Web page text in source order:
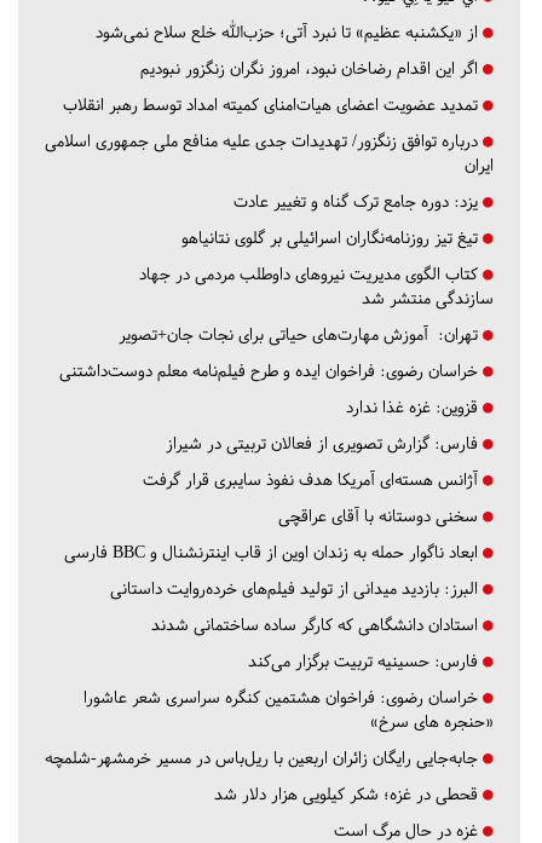
از «یکشنبه عظیم» تا نبرد آتی؛ حزب‌الله خلع سلاح نمی‌شود
اگر این اقدام رضاخان نبود، امروز نگران زنگزور نبودیم
تمدید عضویت اعضای هیات‌امنای کمیته امداد توسط رهبر انقلاب
درباره توافق زنگزور/ تهدیدات جدی علیه منافع ملی جمهوری اسلامی
ایران
یزد: دوره جامع ترک گناه و تغییر عادت
تیغ تیز روزنامه‌نگاران اسرائیلی بر گلوی نتانیاهو
کتاب الگوی مدیریت نیروهای داوطلب مردمی در جهاد
سازندگی منتشر شد
تهران: آموزش مهارت‌های حیاتی برای نجات جان+تصویر
خراسان رضوی: فراخوان ایده و طرح فیلم‌نامه معلم دوست‌داشتنی
قزوین: غزه غذا ندارد
فارس: گزارش تصویری از فعالان تربیتی در شیراز
آژانس هسته‌ای آمریکا هدف نفوذ سایبری قرار گرفت
سخنی دوستانه با آقای عراقچی
ابعاد ناگوار حمله به زندان اوین از قاب اینترنشنال و BBC فارسی
البرز: بازدید میدانی از تولید فیلم‌های خرده‌روایت داستانی
استادان دانشگاهی که کارگر ساده ساختمانی شدند
فارس: حسینیه تربیت برگزار می‌کند
خراسان رضوی: فراخوان هشتمین کنگره سراسری شعر عاشورا
«حنجره های سرخ»
جابه‌جایی رایگان زائران اربعین با ریل‌باس در مسیر خرمشهر-شلمچه
قحطی در غزه؛ شکر کیلویی هزار دلار شد
غزه در حال مرگ است